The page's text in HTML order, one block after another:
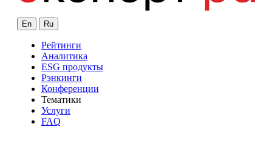
En Ru
Рейтинги
Аналитика
ESG продукты
Рэнкинги
Конференции
Тематики
Услуги
FAQ